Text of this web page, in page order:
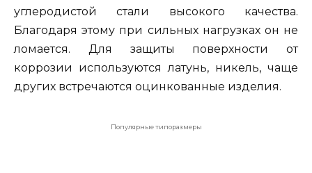
углеродистой стали высокого качества.
Благодаря этому при сильных нагрузках он не
ломается. Для защиты поверхности от
коррозии используются латунь, никель, чаще
других встречаются оцинкованные изделия.
Популярные типоразмеры